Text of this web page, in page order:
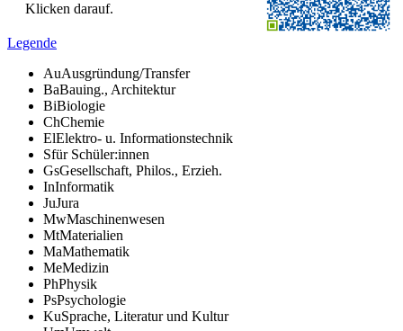
Klicken darauf.
Legende
AuAusgründung/Transfer
BaBauing., Architektur
BiBiologie
ChChemie
ElElektro- u. Informationstechnik
Sfür Schüler:innen
GsGesellschaft, Philos., Erzieh.
InInformatik
JuJura
MwMaschinenwesen
MtMaterialien
MaMathematik
MeMedizin
PhPhysik
PsPsychologie
KuSprache, Literatur und Kultur